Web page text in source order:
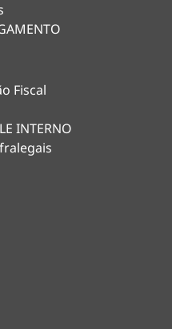
Fiscal
INTERNO